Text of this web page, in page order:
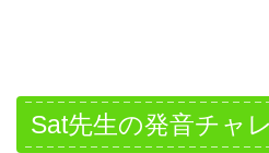
Sat先生の発音チャ